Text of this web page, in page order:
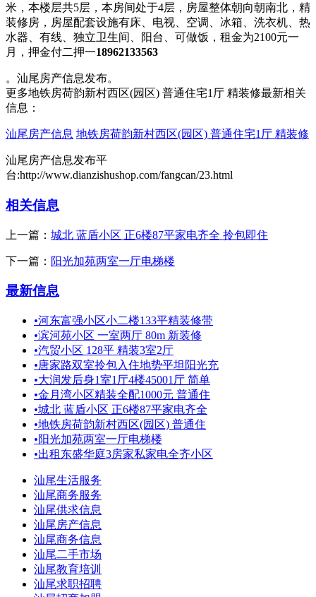
米，本楼层共5层，本房间处于4层，房屋整体朝向朝南北，精
装修房，房屋配套设施有床、电视、空调、冰箱、洗衣机、热
水器、有线、独立卫生间、阳台、可做饭，租金为2100元一
月，押金付二押一18962133563
。汕尾房产信息发布。
更多地铁房荷韵新村西区(园区) 普通住宅1厅 精装修最新相关
信息：
汕尾房产信息 地铁房荷韵新村西区(园区) 普通住宅1厅 精装修
汕尾房产信息发布平
台:http://www.dianzishushop.com/fangcan/23.html
相关信息
上一篇： 城北 蓝盾小区 正6楼87平家电齐全 拎包即住
下一篇： 阳光加苑两室一厅电梯楼
最新信息
•河东富强小区小二楼133平精装修带
•滨河苑小区 一室两厅 80m 新装修
•汽贸小区 128平 精装3室2厅
•唐家路双室拎包入住地势平坦阳光充
•大润发后身1室1厅4楼45001厅 简单
•金月湾小区精装全配1000元 普通住
•城北 蓝盾小区 正6楼87平家电齐全
•地铁房荷韵新村西区(园区) 普通住
•阳光加苑两室一厅电梯楼
•出租东盛华庭3房家私家电全齐小区
汕尾生活服务
汕尾商务服务
汕尾供求信息
汕尾房产信息
汕尾商务信息
汕尾二手市场
汕尾教育培训
汕尾求职招聘